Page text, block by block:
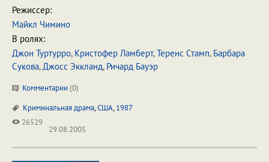
Режиссер:
Майкл Чимино
В ролях:
Джон Туртурро, Кристофер Ламберт,Теренс Стамп, Барбара
Сукова,Джосс Эккланд, Ричард Бауэр
Комментарии (0)
Криминальная драма,США,1987
26529
29.08.2005